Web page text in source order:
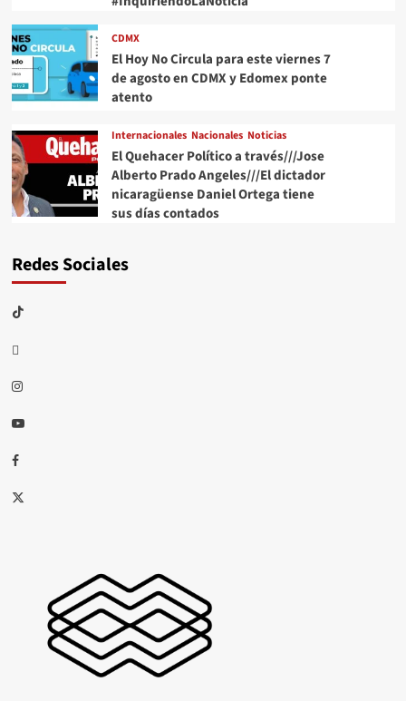
CDMX
El Hoy No Circula para este viernes 7
de agosto en CDMX y Edomex ponte
atento
Internacionales Nacionales Noticias
El Quehacer Político a través///Jose
Alberto Prado Angeles///El dictador
nicaragüense Daniel Ortega tiene
sus días contados
Redes Sociales
TikTok
threads
Instagram
Youtube
Facebook
X